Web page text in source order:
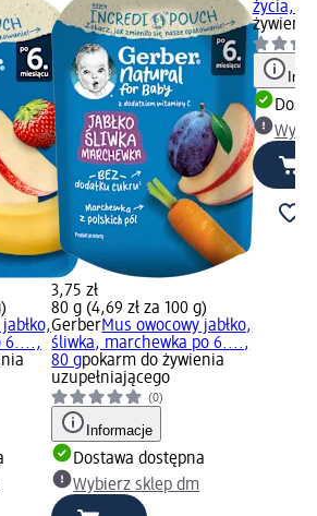
6....,
3,75 zł
80 g (4,69 zł za 100 g)
GerberMus owocowy jabłko,
śliwka, marchewka po 6....,
80 gpokarm do żywienia
uzupełniającego
(0)
Informacje
Dostawa dostępna
Wybierz sklep dm
życia,